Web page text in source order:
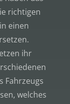
richtigen
einen
ihr
Fahrzeugs
welches